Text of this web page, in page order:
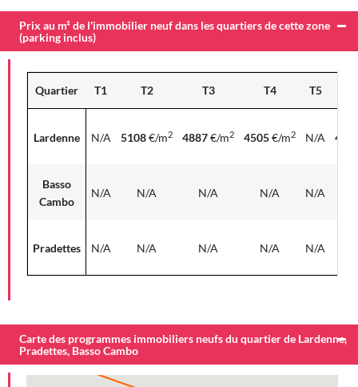
Prix au m² de l'immobilier neuf dans les quartiers de cette zone
(parking inclus)
Quartier T1 T2 T3 T4 T5
Lardenne N/A 5108€/m2 4887€/m2 4505€/m2 N/A
Basso
Cambo
N/A N/A N/A N/A N/A
Pradettes N/A N/A N/A N/A N/A
Carte des programmes immobiliers neufs du quartier de Lardenne,
Pradettes, Basso Cambo